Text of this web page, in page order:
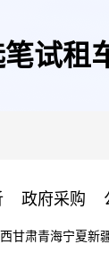
试租
政府采购
甘肃青海宁夏新